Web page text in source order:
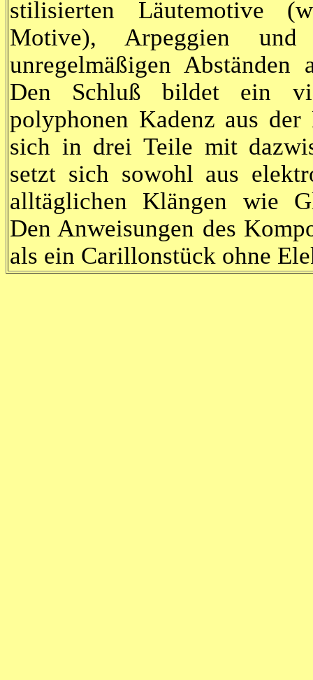
stilisierten Läutemotive
Motive), Arpeggien
unregelmäßigen
Den Schluß bildet ein
polyphonen Kadenz aus
sich in drei Teile mit
setzt sich sowohl aus
alltäglichen Klängen wie
Den Anweisungen des
als ein Carillonstück ohne